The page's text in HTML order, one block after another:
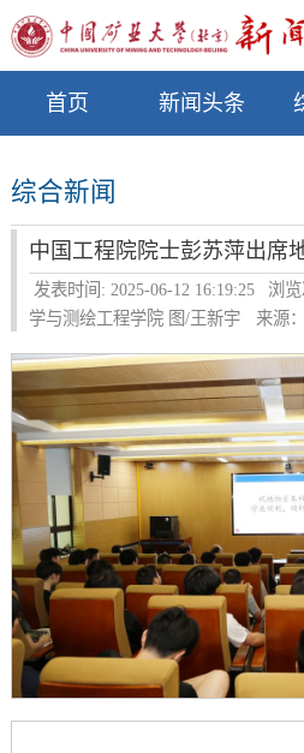
首页 新闻头条
综合新闻
中国工程院院士彭苏萍出席
发表时间: 2025-06-12 16:19:25 浏览
学与测绘工程学院 图/王新宇
来源